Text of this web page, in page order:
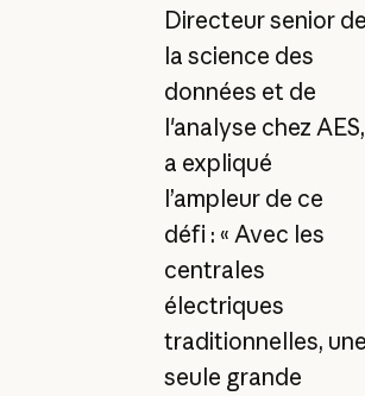
Directeur senior de
la science des
données et de
l'analyse chez AES,
a expliqué
l’ampleur de ce
défi : « Avec les
centrales
électriques
traditionnelles, une
seule grande